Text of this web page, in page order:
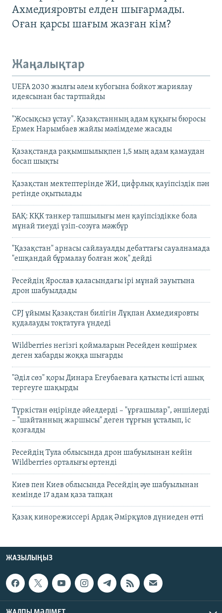
Ахмедияровты елден шығармады.
Оған қарсы шағым жазған кім?
Жаңалықтар
UEFA 2030 жылғы әлем кубогына бойкот жариялау
идеясынан бас тартпайды
"Жосықсыз ұстау". Қазақстанның адам құқығы бюросы
Ермек Нарымбаев жайлы мәлімдеме жасады
Қазақстанда рақымшылықпен 1,5 мың адам қамаудан
босап шықты
Қазақстан мектептерінде ЖИ, цифрлық қауіпсіздік пән
ретінде оқытылады
БАҚ: КҚК танкер тапшылығы мен қауіпсіздікке бола
мұнай тиеуді үзіп-созуға мәжбүр
"Қазақстан" арнасы сайлауалды дебаттағы сауалнамада
"ешқандай бұрмалау болған жоқ" дейді
Ресейдің Ярослав қаласындағы ірі мұнай зауытына
дрон шабуылдады
CPJ ұйымы Қазақстан билігін Лұқпан Ахмедияровты
қудалауды тоқтатуға үндеді
Wildberries негізгі қоймаларын Ресейден көшірмек
деген хабарды жоққа шығарды
"Әділ сөз" қоры Динара Егеубаеваға қатысты істі ашық
тергеуге шақырды
Түркістан өңірінде әйелдерді – "ұрғашылар", әншілерді
– "шайтанның жаршысы" деген тұрғын ұсталып, іс
қозғалды
Ресейдің Тула облысында дрон шабуылынан кейін
Wildberries орталығы өртенді
Киев пен Киев облысында Ресейдің әуе шабуылынан
кемінде 17 адам қаза тапқан
Қазақ кинорежиссері Ардақ Әмірқұлов дүниеден өтті
ЖАЗЫЛЫҢЫЗ